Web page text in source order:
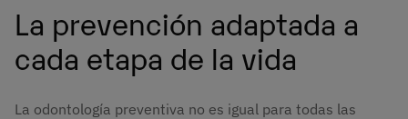
La prevención adaptada a
cada etapa de la vida
La odontología preventiva no es igual para todas las